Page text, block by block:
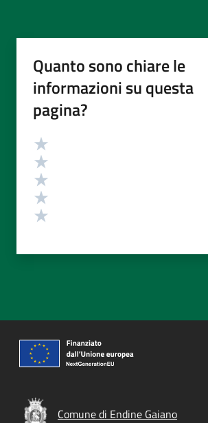
Quanto sono chiare le
informazioni su questa
pagina?
Valutazione
Comune di Endine Gaiano